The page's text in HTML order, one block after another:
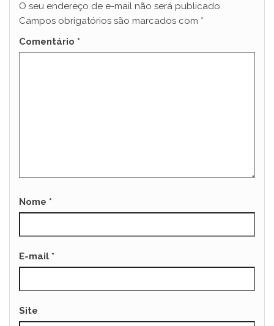
O seu endereço de e-mail não será publicado.
Campos obrigatórios são marcados com *
Comentário *
Nome *
E-mail *
Site